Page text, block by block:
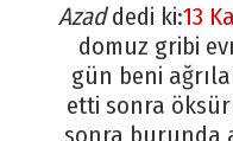
Azad dedi ki:13
domuz gribi
gün beni
etti sonra